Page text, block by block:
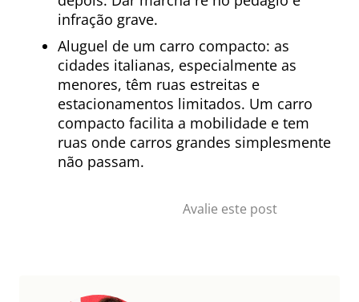
infração grave.
Aluguel de um carro compacto: as
cidades italianas, especialmente as
menores, têm ruas estreitas e
estacionamentos limitados. Um carro
compacto facilita a mobilidade e tem
ruas onde carros grandes simplesmente
não passam.
Avalie este post